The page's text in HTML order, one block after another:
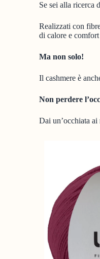
Se sei alla ricerca
Realizzati con
di calore e
Ma non solo!
Il cashmere è
Non perdere
Dai un’occhiata